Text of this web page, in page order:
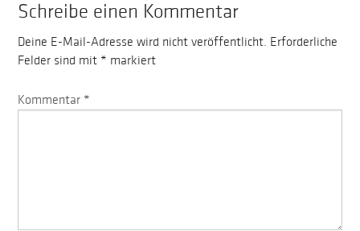
Schreibe einen Kommentar
Deine E-Mail-Adresse wird nicht veröffentlicht. Erforderliche
Felder sind mit* markiert
Kommentar *